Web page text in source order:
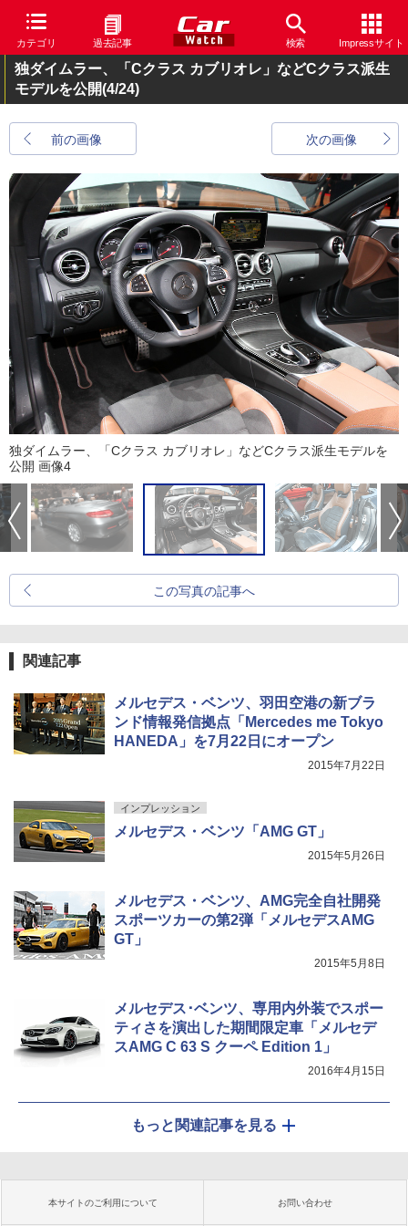
カテゴリ 過去記事 検索 Impressサイト
独ダイムラー、「Cクラス カブリオレ」などCクラス派生
モデルを公開(4/24)
前の画像 次の画像
独ダイムラー、「Cクラス カブリオレ」などCクラス派生モデルを
公開 画像4
この写真の記事へ
関連記事
メルセデス・ベンツ、羽田空港の新ブラ
ンド情報発信拠点「Mercedes me Tokyo
HANEDA」を7月22日にオープン
2015年7月22日
インプレッション
メルセデス・ベンツ「AMG GT」
2015年5月26日
メルセデス・ベンツ、AMG完全自社開発
スポーツカーの第2弾「メルセデスAMG
GT」
2015年5月8日
メルセデス･ベンツ、専用内外装でスポー
ティさを演出した期間限定車「メルセデ
スAMG C 63 S クーペ Edition 1」
2016年4月15日
もっと関連記事を見る
本サイトのご利用について お問い合わせ